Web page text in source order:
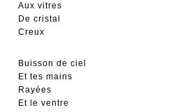
Aux vitres
De cristal
Creux
Buisson de ciel
Et tes mains
Rayées
Et le ventre